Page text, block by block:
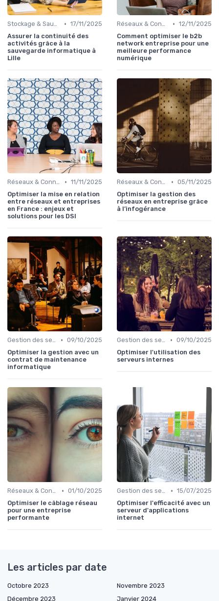
Stockage & Sauvegarde • 17/11/2025
Assurer la continuité des
activités grâce à la
sauvegarde informatique à
Lille
Réseaux & Connectivité • 12/11/2025
Comment optimiser le b2b
network entreprise pour une
meilleure performance
numérique
Réseaux & Connectivité • 11/11/2025
Optimiser la mise en relation
entre réseaux et entreprises
en France : enjeux et
solutions pour les DSI
Réseaux & Connectivité • 05/11/2025
Optimiser la gestion des
réseaux en entreprise grâce
à l’infogérance
Gestion des serveurs • 09/10/2025
Optimiser la gestion avec un
contrat de maintenance
informatique
Gestion des serveurs • 09/10/2025
Optimiser l'utilisation des
serveurs internes
Réseaux & Connectivité • 01/10/2025
Optimiser le câblage réseau
pour une entreprise
performante
Gestion des serveurs • 15/07/2025
Optimiser l'efficacité avec un
serveur d'applications
internet
Les articles par date
Octobre 2023
Novembre 2023
Décembre 2023
Janvier 2024